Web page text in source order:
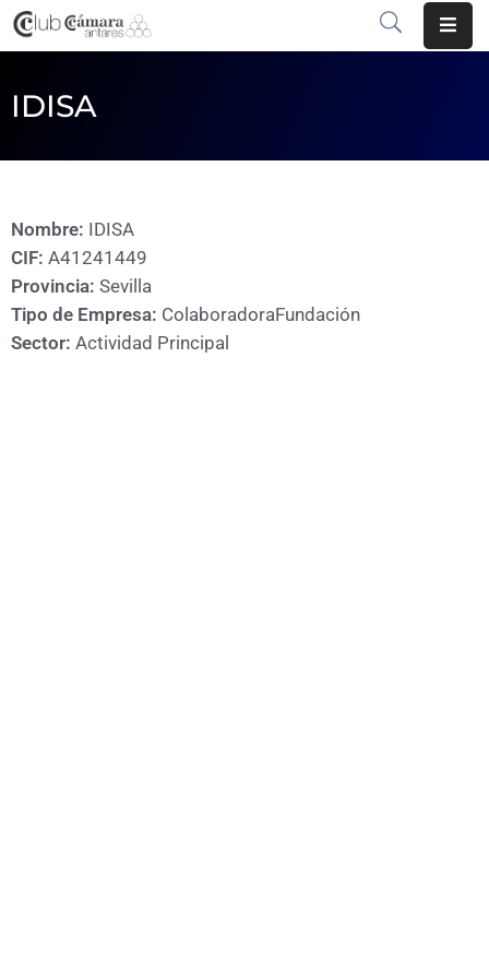
INICIO
CENTRO
DE
NEGOCIOS
SERVICIOS
IDISA
Nombre: IDISA
CIF: A41241449
Provincia: Sevilla
Tipo de Empresa: ColaboradoraFundación
Sector: Actividad Principal